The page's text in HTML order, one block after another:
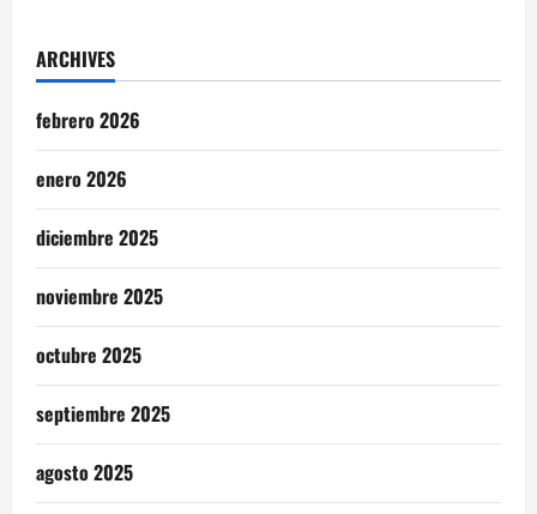
ARCHIVES
febrero 2026
enero 2026
diciembre 2025
noviembre 2025
octubre 2025
septiembre 2025
agosto 2025